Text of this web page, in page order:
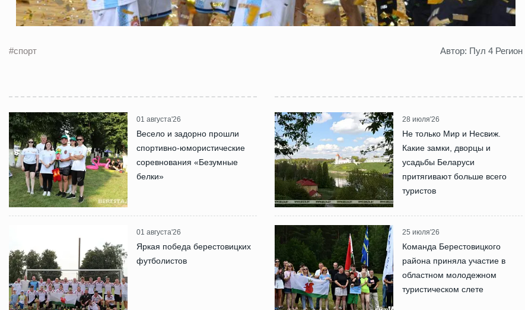
#спорт Автор: Пул 4 Регион
01 августа'26
Весело и задорно прошли
спортивно-юмористические
соревнования «Безумные
белки»
01 августа'26
Яркая победа берестовицких
футболистов
28 июля'26
Не только Мир и Несвиж.
Какие замки, дворцы и
усадьбы Беларуси
притягивают больше всего
туристов
25 июля'26
Команда Берестовицкого
района приняла участие в
областном молодежном
туристическом слете